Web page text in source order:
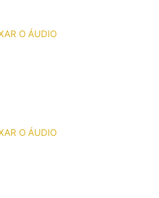
O ÁUDIO
O ÁUDIO